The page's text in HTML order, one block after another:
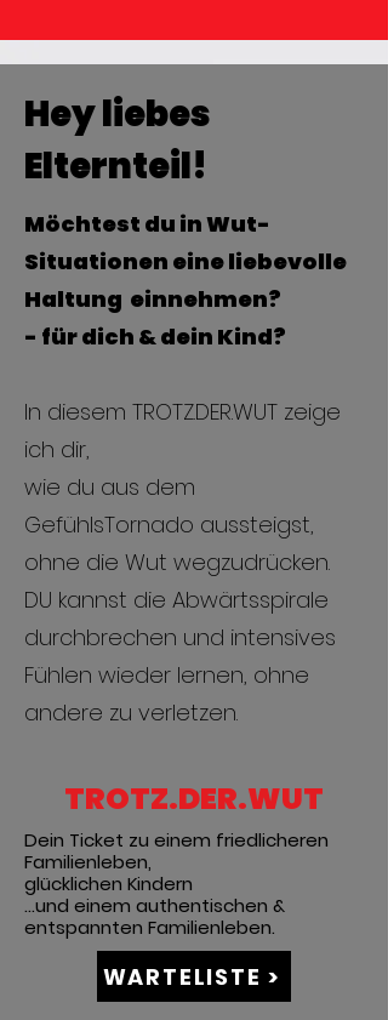
Hey liebes
Elternteil!
Möchtest du in Wut-
Situationen eine liebevolle
Haltung einnehmen?
- für dich & dein Kind?
In diesem TROTZ.DER.WUT zeige
ich dir,
wie du aus dem
GefühlsTornado aussteigst,
ohne die Wut wegzudrücken.
DU kannst die Abwärtsspirale
durchbrechen und intensives
Fühlen wieder lernen, ohne
andere zu verletzen.
TROTZ.DER.WUT
Dein Ticket zu einem friedlicheren
Familienleben,
glücklichen Kindern
​...und einem authentischen &
entspannten Familienleben.
WARTELISTE >